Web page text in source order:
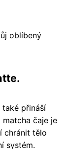
oblíbený
také přináší
čaje je
chránit tělo
systém.